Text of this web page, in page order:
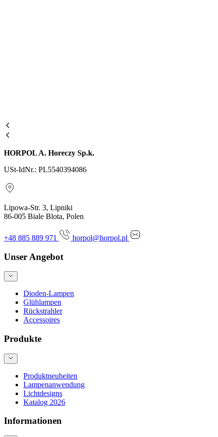
HORPOL A. Horeczy Sp.k.
USt-IdNr.: PL5540394086
Lipowa-Str. 3, Lipniki
86-005 Biale Blota, Polen
+48 885 889 971 horpol@horpol.pl
Unser Angebot
Dioden-Lampen
Glühlampen
Rückstrahler
Accessoires
Produkte
Produktneuheiten
Lampenanwendung
Lichtdesigns
Katalog 2026
Informationen